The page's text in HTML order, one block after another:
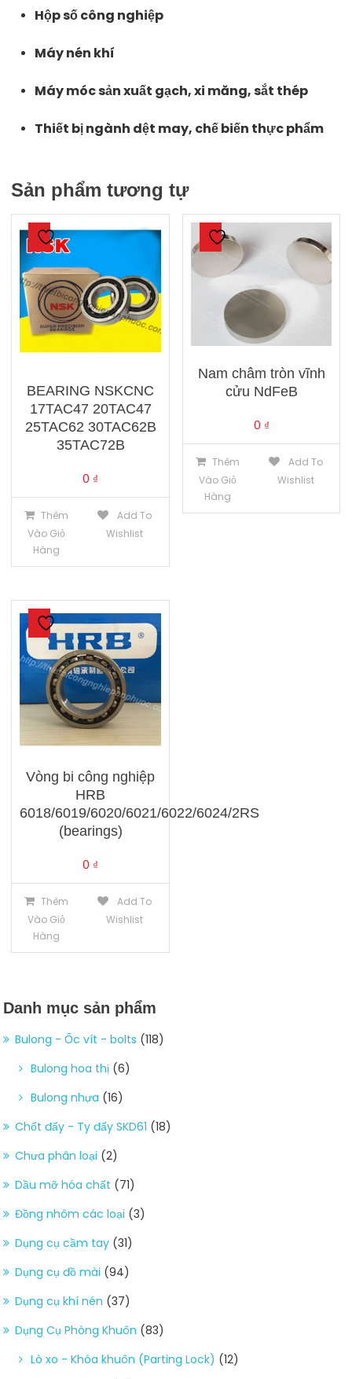
Hộp số công nghiệp
Máy nén khí
Máy móc sản xuất gạch, xi măng, sắt thép
Thiết bị ngành dệt may, chế biến thực phẩm
Sản phẩm tương tự
BEARING NSKCNC
17TAC47 20TAC47
25TAC62 30TAC62B
35TAC72B
0 ₫
Thêm
Vào Giỏ
Hàng
Add To
Wishlist
Nam châm tròn vĩnh
cửu NdFeB
0 ₫
Thêm
Vào Giỏ
Hàng
Add To
Wishlist
Vòng bi công nghiệp
HRB
6018/6019/6020/6021/6022/6024/2RS
(bearings)
0 ₫
Thêm
Vào Giỏ
Hàng
Add To
Wishlist
Danh mục sản phẩm
Bulong - Ốc vít - bolts (118)
Bulong hoa thị (6)
Bulong nhựa (16)
Chốt đẩy - Ty đẩy SKD61 (18)
Chưa phân loại (2)
Dầu mỡ hóa chất (71)
Đồng nhôm các loại (3)
Dụng cụ cầm tay (31)
Dụng cụ đồ mài (94)
Dụng cụ khí nén (37)
Dụng Cụ Phòng Khuôn (83)
Lò xo - Khóa khuôn (Parting Lock) (12)